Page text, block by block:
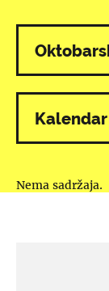
Svi
Kalendar
Nema sadržaja.